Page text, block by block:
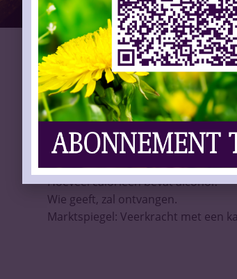
Château Migraine van Ilja Gort
Jancis Robinson MW patron van RVF
Clarkson scoort met zogenaamd
Oasis is goed voor bierverkoop
Nieuwe belasting op frisdrank
Minimumloon omhoog
Geen alcohol, wél feest?
Trappisten Zundert dreigen te
Beter mee verlegen dan om
Alcohol verergert herstel na
Hoeveel calorieën bevat alcohol?
Wie geeft, zal ontvangen.
Marktspiegel: Veerkracht met een